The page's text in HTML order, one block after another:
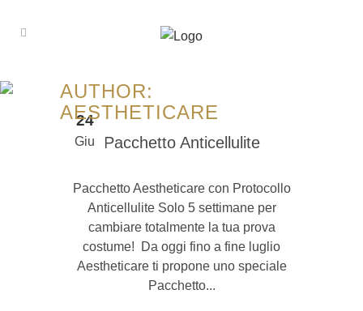
AUTHOR:
AESTHETICARE
24
Giu Pacchetto Anticellulite
Pacchetto Aestheticare con Protocollo
Anticellulite Solo 5 settimane per
cambiare totalmente la tua prova
costume! Da oggi fino a fine luglio
Aestheticare ti propone uno speciale
Pacchetto...